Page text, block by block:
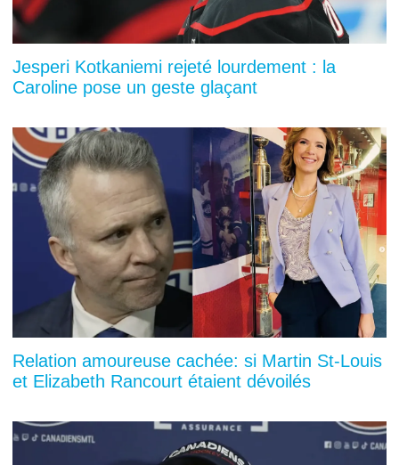
Jesperi Kotkaniemi rejeté lourdement : la
Caroline pose un geste glaçant
Relation amoureuse cachée: si Martin St-Louis
et Elizabeth Rancourt étaient dévoilés